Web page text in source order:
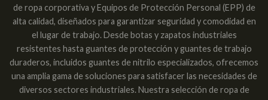
de ropa corporativa y Equipos de Protección Personal (EPP) de
alta calidad, diseñados para garantizar seguridad y comodidad en
el lugar de trabajo. Desde botas y zapatos industriales
resistentes hasta guantes de protección y guantes de trabajo
duraderos, incluidos guantes de nitrilo especializados, ofrecemos
una amplia gama de soluciones para satisfacer las necesidades de
diversos sectores industriales. Nuestra selección de ropa de